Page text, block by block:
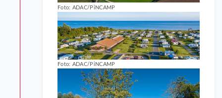
Foto: ADAC/PiNCAMP
Foto: ADAC/PiNCAMP